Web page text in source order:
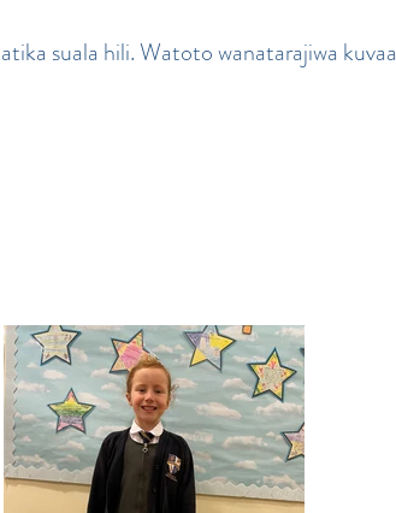
suala hili. Watoto wanatarajiwa kuvaa